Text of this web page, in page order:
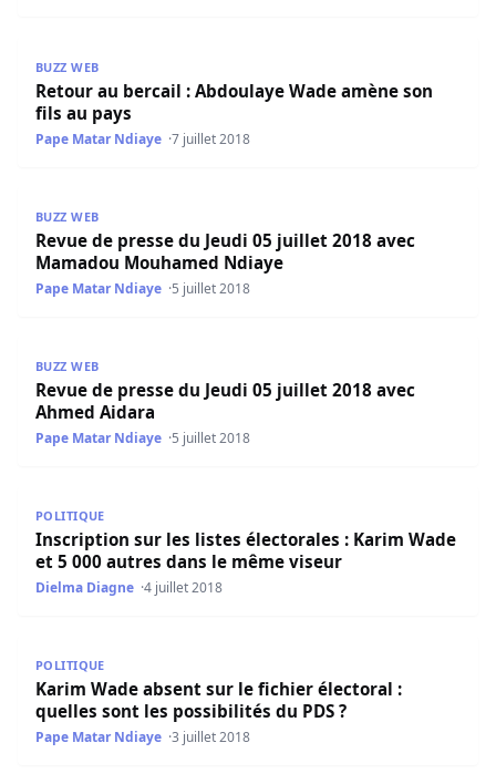
BUZZ WEB
Retour au bercail : Abdoulaye Wade amène son
fils au pays
Pape Matar Ndiaye 7 juillet 2018
BUZZ WEB
Revue de presse du Jeudi 05 juillet 2018 avec
Mamadou Mouhamed Ndiaye
Pape Matar Ndiaye 5 juillet 2018
BUZZ WEB
Revue de presse du Jeudi 05 juillet 2018 avec
Ahmed Aidara
Pape Matar Ndiaye 5 juillet 2018
POLITIQUE
Inscription sur les listes électorales : Karim Wade
et 5 000 autres dans le même viseur
Dielma Diagne 4 juillet 2018
POLITIQUE
Karim Wade absent sur le fichier électoral :
quelles sont les possibilités du PDS ?
Pape Matar Ndiaye 3 juillet 2018